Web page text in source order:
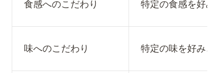
食感へのこだわり 特定の食感を好み
味へのこだわり 特定の味を好み、